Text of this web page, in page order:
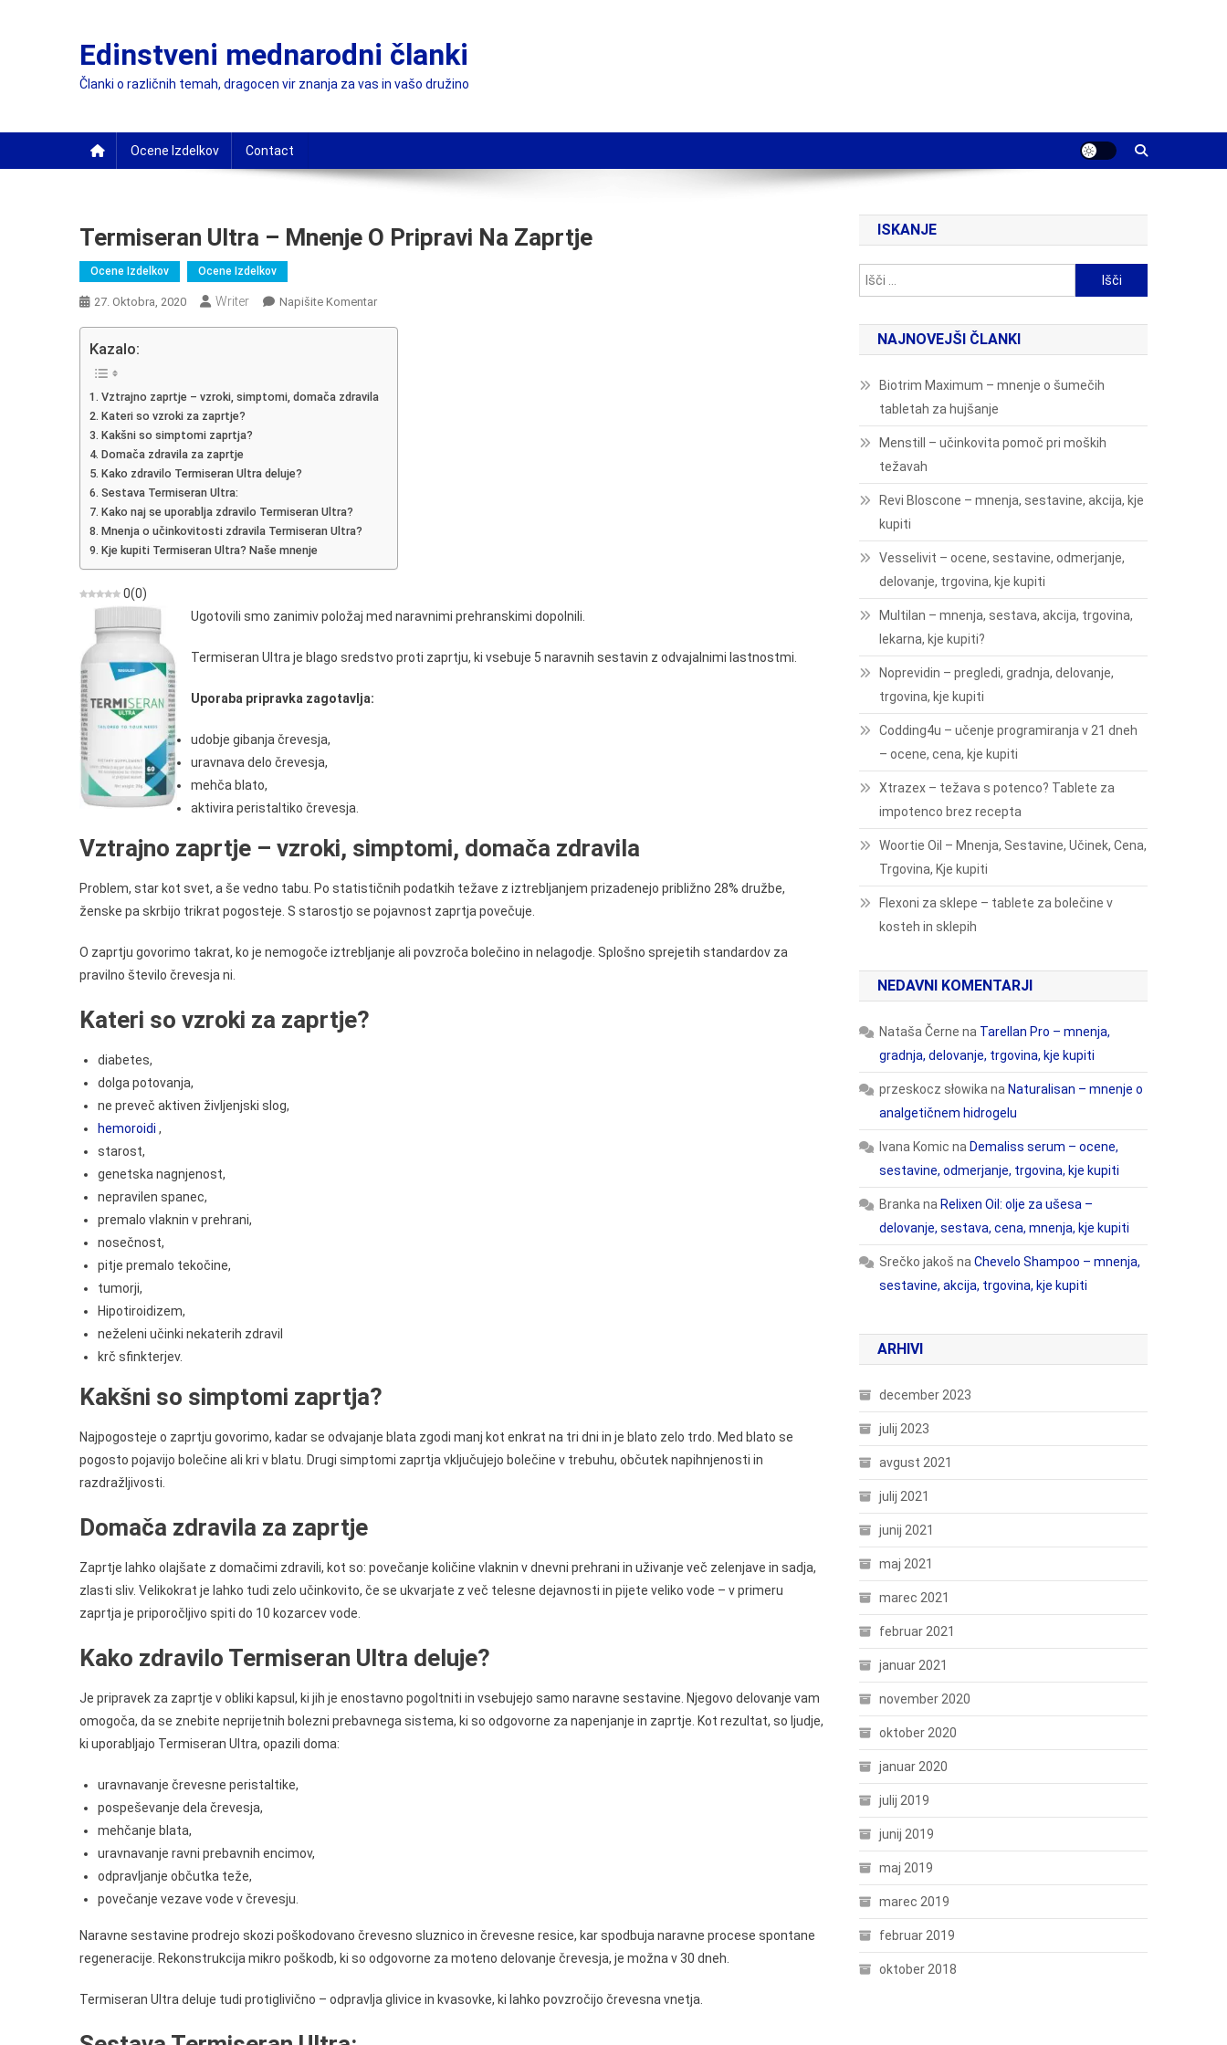
Edinstveni mednarodni članki
Članki o različnih temah, dragocen vir znanja za vas in vašo družino
Ocene Izdelkov Contact
Termiseran Ultra – Mnenje O Pripravi Na Zaprtje
Ocene Izdelkov Ocene Izdelkov
27. Oktobra, 2020 Writer Napišite KomentarOn
Kazalo:
Vztrajno zaprtje – vzroki, simptomi, domača zdravila
Kateri so vzroki za zaprtje?
Kakšni so simptomi zaprtja?
Domača zdravila za zaprtje
Kako zdravilo Termiseran Ultra deluje?
Sestava Termiseran Ultra:
Kako naj se uporablja zdravilo Termiseran Ultra?
Mnenja o učinkovitosti zdravila Termiseran Ultra?
Kje kupiti Termiseran Ultra? Naše mnenje
0(0)
Ugotovili smo zanimiv položaj med naravnimi prehranskimi dopolnili.
Termiseran Ultra je blago sredstvo proti zaprtju, ki vsebuje 5 naravnih sestavin z odvajalnimi lastnostmi.
Uporaba pripravka zagotavlja:
udobje gibanja črevesja,
uravnava delo črevesja,
mehča blato,
aktivira peristaltiko črevesja.
Vztrajno zaprtje – vzroki, simptomi, domača zdravila
Problem, star kot svet, a še vedno tabu. Po statističnih podatkih težave z iztrebljanjem prizadenejo približno 28% družbe,
ženske pa skrbijo trikrat pogosteje. S starostjo se pojavnost zaprtja povečuje.
O zaprtju govorimo takrat, ko je nemogoče iztrebljanje ali povzroča bolečino in nelagodje. Splošno sprejetih standardov za
pravilno število črevesja ni.
Kateri so vzroki za zaprtje?
diabetes,
dolga potovanja,
ne preveč aktiven življenjski slog,
hemoroidi ,
starost,
genetska nagnjenost,
nepravilen spanec,
premalo vlaknin v prehrani,
nosečnost,
pitje premalo tekočine,
tumorji,
Hipotiroidizem,
neželeni učinki nekaterih zdravil
krč sfinkterjev.
Kakšni so simptomi zaprtja?
Najpogosteje o zaprtju govorimo, kadar se odvajanje blata zgodi manj kot enkrat na tri dni in je blato zelo trdo. Med blato se
pogosto pojavijo bolečine ali kri v blatu. Drugi simptomi zaprtja vključujejo bolečine v trebuhu, občutek napihnjenosti in
razdražljivosti.
Domača zdravila za zaprtje
Zaprtje lahko olajšate z domačimi zdravili, kot so: povečanje količine vlaknin v dnevni prehrani in uživanje več zelenjave in sadja,
zlasti sliv. Velikokrat je lahko tudi zelo učinkovito, če se ukvarjate z več telesne dejavnosti in pijete veliko vode – v primeru
zaprtja je priporočljivo spiti do 10 kozarcev vode.
Kako zdravilo Termiseran Ultra deluje?
Je pripravek za zaprtje v obliki kapsul, ki jih je enostavno pogoltniti in vsebujejo samo naravne sestavine. Njegovo delovanje vam
omogoča, da se znebite neprijetnih bolezni prebavnega sistema, ki so odgovorne za napenjanje in zaprtje. Kot rezultat, so ljudje,
ki uporabljajo Termiseran Ultra, opazili doma:
uravnavanje črevesne peristaltike,
pospeševanje dela črevesja,
mehčanje blata,
uravnavanje ravni prebavnih encimov,
odpravljanje občutka teže,
povečanje vezave vode v črevesju.
Naravne sestavine prodrejo skozi poškodovano črevesno sluznico in črevesne resice, kar spodbuja naravne procese spontane
regeneracije. Rekonstrukcija mikro poškodb, ki so odgovorne za moteno delovanje črevesja, je možna v 30 dneh.
Termiseran Ultra deluje tudi protiglivično – odpravlja glivice in kvasovke, ki lahko povzročijo črevesna vnetja.
ISKANJE
NAJNOVEJŠI ČLANKI
Biotrim Maximum – mnenje o šumečih
tabletah za hujšanje
Menstill – učinkovita pomoč pri moških
težavah
Revi Bloscone – mnenja, sestavine, akcija, kje
kupiti
Vesselivit – ocene, sestavine, odmerjanje,
delovanje, trgovina, kje kupiti
Multilan – mnenja, sestava, akcija, trgovina,
lekarna, kje kupiti?
Noprevidin – pregledi, gradnja, delovanje,
trgovina, kje kupiti
Codding4u – učenje programiranja v 21 dneh
– ocene, cena, kje kupiti
Xtrazex – težava s potenco? Tablete za
impotenco brez recepta
Woortie Oil – Mnenja, Sestavine, Učinek, Cena,
Trgovina, Kje kupiti
Flexoni za sklepe – tablete za bolečine v
kosteh in sklepih
NEDAVNI KOMENTARJI
Nataša Černe na Tarellan Pro – mnenja,
gradnja, delovanje, trgovina, kje kupiti
przeskocz słowika na Naturalisan – mnenje o
analgetičnem hidrogelu
Ivana Komic na Demaliss serum – ocene,
sestavine, odmerjanje, trgovina, kje kupiti
Branka na Relixen Oil: olje za ušesa –
delovanje, sestava, cena, mnenja, kje kupiti
Srečko jakoš naChevelo Shampoo – mnenja,
sestavine, akcija, trgovina, kje kupiti
ARHIVI
december 2023
julij 2023
avgust 2021
julij 2021
junij 2021
maj 2021
marec 2021
februar 2021
januar 2021
november 2020
oktober 2020
januar 2020
julij 2019
junij 2019
maj 2019
marec 2019
februar 2019
oktober 2018